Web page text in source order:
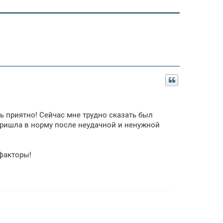
Сейчас мне трудно сказать был
в норму после неудачной и ненужной